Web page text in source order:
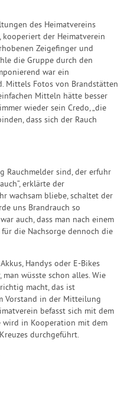
des Heimatvereins
der Heimatverein
Zeigefinger und
die Gruppe durch den
war ein
Mittels Fotos von Brandstätten
Mitteln hätte besser
wieder sein Credo, „die
dass sich der Rauch
Rauchmelder sind, der erfuhr
erklärte der
wachsam bliebe, schaltet der
uns Brandrauch so
auch, dass man nach einem
die Nachsorge dennoch die
Handys oder E-Bikes
wüsste schon alles. Wie
macht, das ist
Vorstand in der Mitteilung
befasst sich mit dem
wird in Kooperation mit dem
durchgeführt.